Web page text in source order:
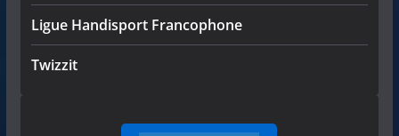
Ligue Handisport Francophone
Twizzit